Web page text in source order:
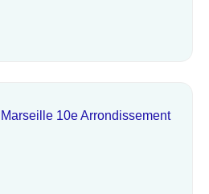
10e Arrondissement